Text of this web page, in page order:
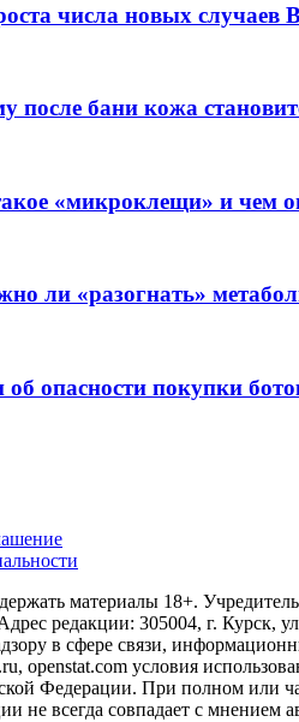
числа новых
после бани кожа
«микроклещи» и чем
ли «разогнать»
об опасности покупки
материалы 18+.
редакции: 305004, г. Курск,
в сфере связи,
openstat.com условия
Федерации. При полном или
не всегда совпадает с мнением